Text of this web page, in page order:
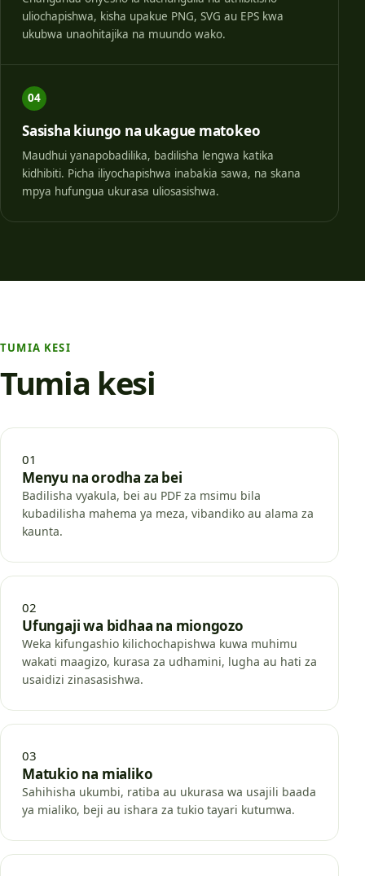
uliochapishwa, kisha upakue PNG, SVG au EPS kwa
ukubwa unaohitajika na muundo wako.
04
Sasisha kiungo na ukague matokeo
Maudhui yanapobadilika, badilisha lengwa katika
kidhibiti. Picha iliyochapishwa inabakia sawa, na skana
mpya hufungua ukurasa uliosasishwa.
TUMIA KESI
Tumia kesi
01
Menyu na orodha za bei
Badilisha vyakula, bei au PDF za msimu bila
kubadilisha mahema ya meza, vibandiko au alama za
kaunta.
02
Ufungaji wa bidhaa na miongozo
Weka kifungashio kilichochapishwa kuwa muhimu
wakati maagizo, kurasa za udhamini, lugha au hati za
usaidizi zinasasishwa.
03
Matukio na mialiko
Sahihisha ukumbi, ratiba au ukurasa wa usajili baada
ya mialiko, beji au ishara za tukio tayari kutumwa.